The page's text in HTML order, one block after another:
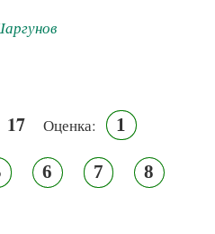
17 Оценка: 1
6 7 8